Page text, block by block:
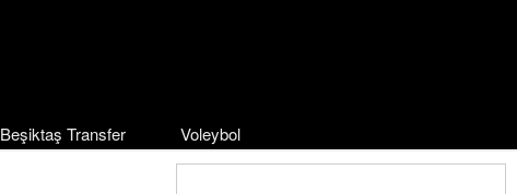
Beşiktaş Transfer Voleybol